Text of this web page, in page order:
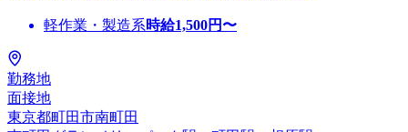
軽作業・製造系時給1,500円〜
勤務地
面接地
東京都町田市南町田